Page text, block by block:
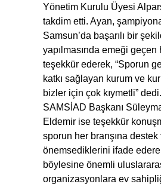
Yönetim Kurulu Üyesi
takdim etti. Ayan,
Samsun’da başarılı bir
yapılmasında emeği geçen
teşekkür ederek, “Sporun
katkı sağlayan kurum ve
bizler için çok kıymetli” dedi.
SAMSİAD Başkanı
Eldemir ise teşekkür
sporun her branşına destek
önemsediklerini ifade
böylesine önemli
organizasyonlara ev